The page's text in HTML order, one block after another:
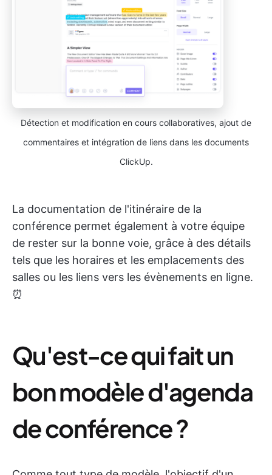
Détection et modification en cours collaboratives, ajout de
commentaires et intégration de liens dans les documents
ClickUp.
La documentation de l'itinéraire de la
conférence permet également à votre équipe
de rester sur la bonne voie, grâce à des détails
tels que les horaires et les emplacements des
salles ou les liens vers les évènements en ligne.
⏰
Qu'est-ce qui fait un
bon modèle d'agenda
de conférence ?